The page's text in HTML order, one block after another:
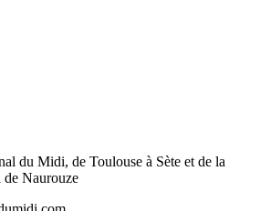
du Midi, de Toulouse à Sète et de la
Naurouze